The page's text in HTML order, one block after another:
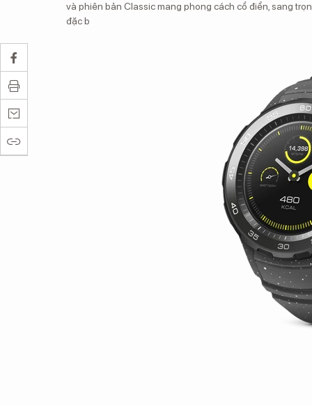
và phiên bản Classic mang phong cách cổ điển, sang
đặc b